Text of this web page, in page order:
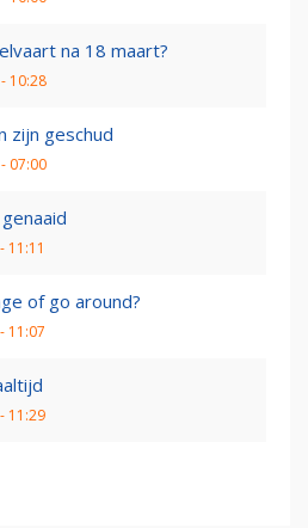
na 18 maart?
10:28
zijn geschud
07:00
11:11
of go around?
11:07
11:29